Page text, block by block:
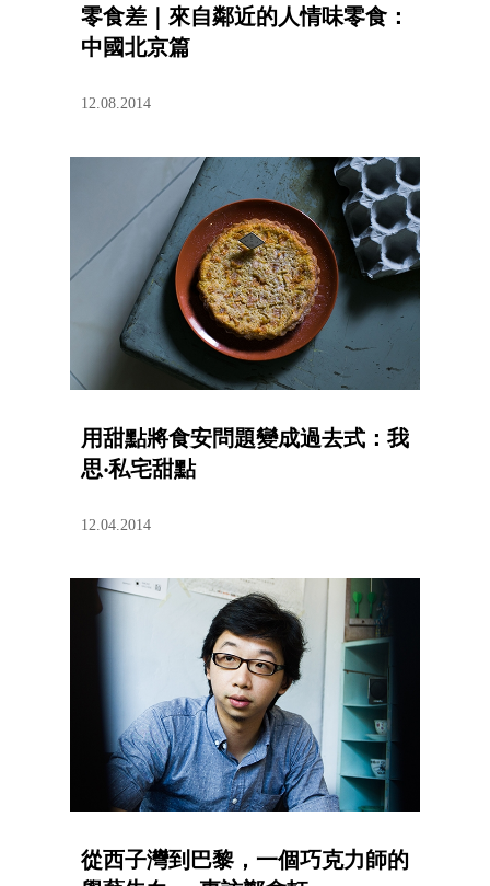
零食差｜來自鄰近的人情味零食：
中國北京篇
12.08.2014
用甜點將食安問題變成過去式：我
思‧私宅甜點
12.04.2014
從西子灣到巴黎，一個巧克力師的